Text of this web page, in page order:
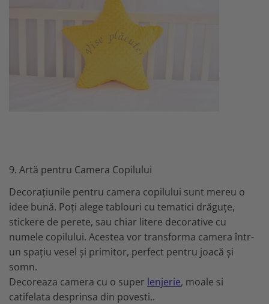
9. Artă pentru Camera Copilului
Decorațiunile pentru camera copilului sunt mereu o
idee bună. Poți alege tablouri cu tematici drăguțe,
stickere de perete, sau chiar litere decorative cu
numele copilului. Acestea vor transforma camera într-
un spațiu vesel și primitor, perfect pentru joacă și
somn.
Decoreaza camera cu o super lenjerie, moale si
catifelata desprinsa din povesti..